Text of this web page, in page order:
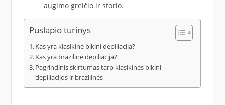
augimo greičio ir storio.
Puslapio turinys
Kas yra klasikinė bikini depiliacija?
Kas yra brazilinė depiliacija?
Pagrindinis skirtumas tarp klasikinės bikini
depiliacijos ir brazilinės